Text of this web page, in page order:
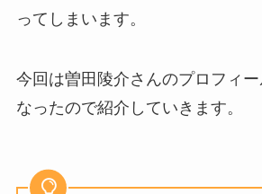
ってしまいます。
今回は曽田陵介さんのプロフィ
なったので紹介していきます。